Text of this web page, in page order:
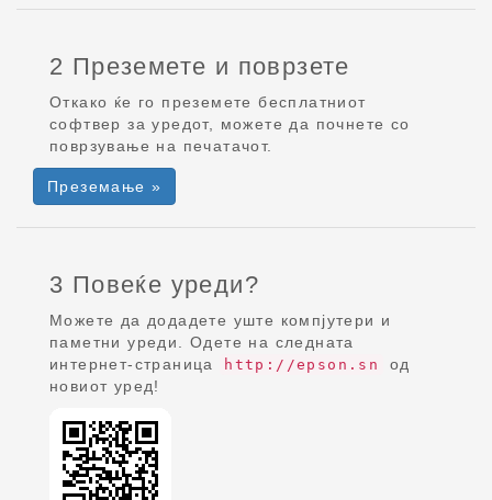
2 Преземете и поврзете
Откако ќе го преземете бесплатниот
софтвер за уредот, можете да почнете со
поврзување на печатачот.
Преземање »
3 Повеќе уреди?
Можете да додадете уште компјутери и
паметни уреди. Одете на следната
интернет-страница
http://epson.sn
од
новиот уред!